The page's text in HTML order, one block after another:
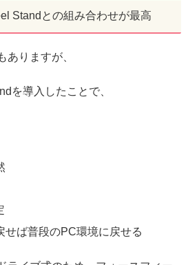
Standとの組み合わせが最高
ありますが、
を導入したことで、
せば普段のPC環境に戻せる